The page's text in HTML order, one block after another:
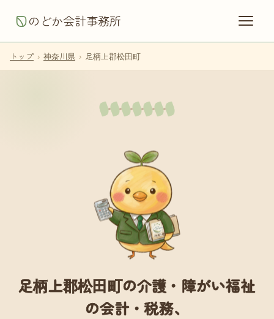
のどか会計事務所
トップ › 神奈川県 › 足柄上郡松田町
足柄上郡松田町の介護・障がい福祉
の会計・税務、